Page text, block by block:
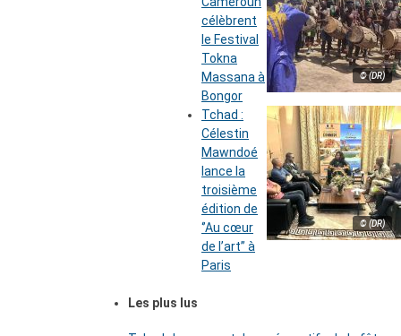
© (DR)
célèbrent
le Festival
Tokna
Massana à
Bongor
© (DR)
Tchad :
Célestin
Mawndoé
lance la
troisième
édition de
‘’Au cœur
de l’art’’ à
Paris
Les plus lus